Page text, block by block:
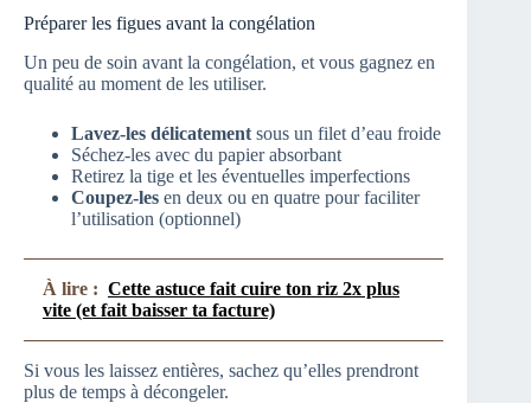
Préparer les figues avant la congélation
Un peu de soin avant la congélation, et vous gagnez en
qualité au moment de les utiliser.
Lavez-les délicatement sous un filet d’eau froide
Séchez-les avec du papier absorbant
Retirez la tige et les éventuelles imperfections
Coupez-les en deux ou en quatre pour faciliter
l’utilisation (optionnel)
À lire : Cette astuce fait cuire ton riz 2x plus
vite (et fait baisser ta facture)
Si vous les laissez entières, sachez qu’elles prendront
plus de temps à décongeler.